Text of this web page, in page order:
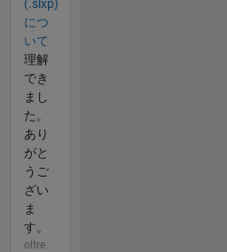
(.slxp)
につ
いて
理解
でき
まし
た。
あり
がと
うご
ざい
ま
す。
oltre